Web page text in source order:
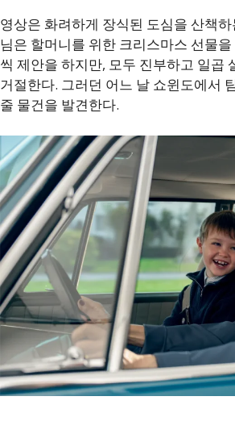
영상은 화려하게 장식된 도심을 산책
님은 할머니를 위한 크리스마스 선물
씩 제안을 하지만, 모두 진부하고 일곱
거절한다. 그러던 어느 날 쇼윈도에서
줄 물건을 발견한다.